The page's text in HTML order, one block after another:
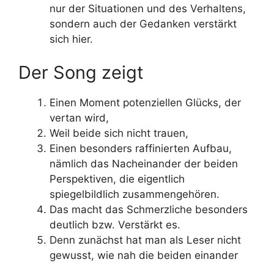
nur der Situationen und des Verhaltens,
sondern auch der Gedanken verstärkt
sich hier.
Der Song zeigt
Einen Moment potenziellen Glücks, der
vertan wird,
Weil beide sich nicht trauen,
Einen besonders raffinierten Aufbau,
nämlich das Nacheinander der beiden
Perspektiven, die eigentlich
spiegelbildlich zusammengehören.
Das macht das Schmerzliche besonders
deutlich bzw. Verstärkt es.
Denn zunächst hat man als Leser nicht
gewusst, wie nah die beiden einander